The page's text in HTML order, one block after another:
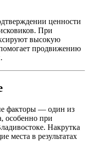
ценности
При
высокую
продвижению
факторы — один из
особенно при
Накрутка
места в результатах